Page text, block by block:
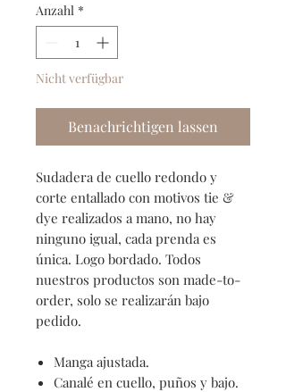
Anzahl *
Nicht verfügbar
Benachrichtigen lassen
Sudadera de cuello redondo y
corte entallado con motivos tie &
dye realizados a mano, no hay
ninguno igual, cada prenda es
única. Logo bordado. Todos
nuestros productos son made-to-
order, solo se realizarán bajo
pedido.
Manga ajustada.
Canalé en cuello, puños y bajo.